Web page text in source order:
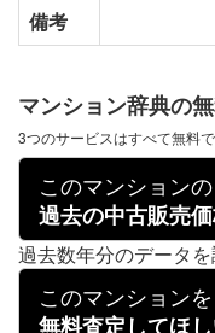
備考
マンション辞典の
3つのサービスはすべて無料
このマンションの
過去の中古販売
過去数年分のデータ
このマンションを
無料査定してほ